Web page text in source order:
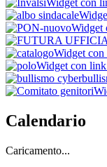
Widget con
Widget
Widget con
Widget con link
Calendario
Caricamento...